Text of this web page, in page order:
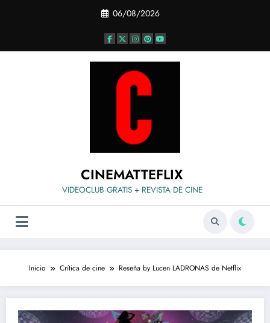
06/08/2026
CINEMATTEFLIX
VIDEOCLUB GRATIS + REVISTA DE CINE
Inicio Crítica de cine Reseña by Lucen LADRONAS de Netflix